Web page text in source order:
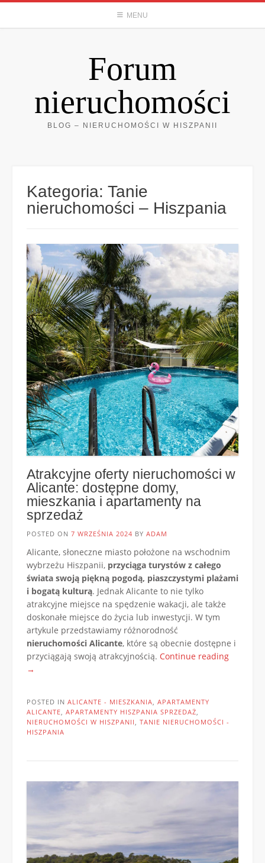
Skip
content
MENU
Forum
nieruchomości
BLOG – NIERUCHOMOŚCI W HISZPANII
Kategoria: Tanie
nieruchomości – Hiszpania
Atrakcyjne oferty nieruchomości w
Alicante: dostępne domy,
mieszkania i apartamenty na
sprzedaż
POSTED ON 7 WRZEŚNIA 2024 BY ADAM
Alicante, słoneczne miasto położone na wschodnim
wybrzeżu Hiszpanii, przyciąga turystów z całego
świata swoją piękną pogodą, piaszczystymi plażami
i bogatą kulturą. Jednak Alicante to nie tylko
atrakcyjne miejsce na spędzenie wakacji, ale także
doskonałe miejsce do życia lub inwestycji. W tym
artykule przedstawiamy różnorodność
nieruchomości Alicante, które są obecnie dostępne i
przyciągają swoją atrakcyjnością. Continue reading
i
→
POSTED IN ALICANTE - MIESZKANIA APARTAMENTY
ALICANTE APARTAMENTY HISZPANIA SPRZEDAŻ
NIERUCHOMOŚCI W HISZPANII
TANIE NIERUCHOMOŚCI -
HISZPANIA